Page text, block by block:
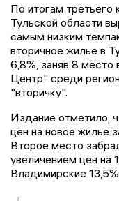
По итогам третьего
Тульской области
самым низким
вторичное жилье в
6,8%, заняв 8 место
Центр" среди
"вторичку".
Издание отметило,
цен на новое жилье
Второе место
увеличением цен на
Владимирские